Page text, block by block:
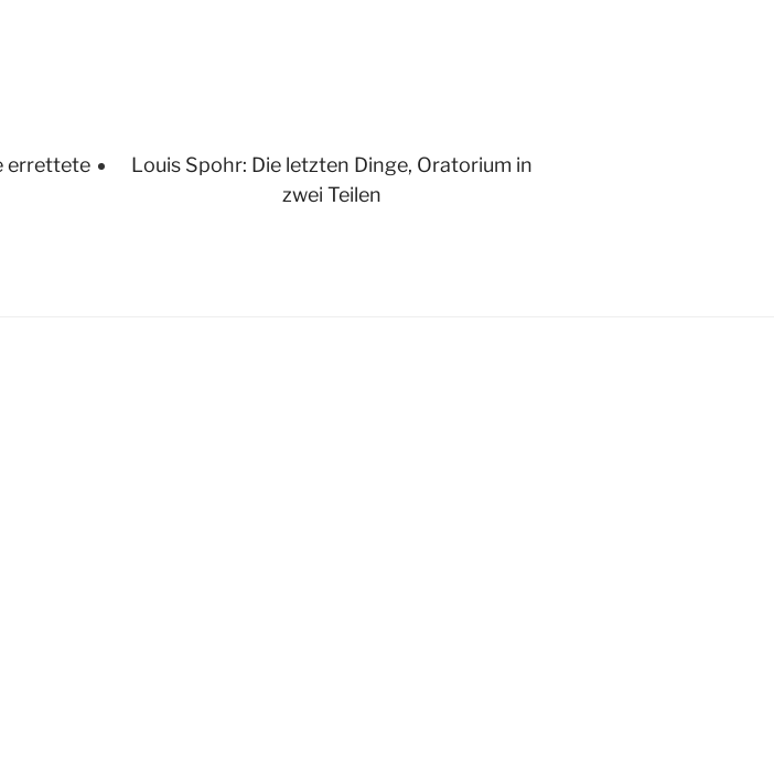
errettete
Louis Spohr: Die letzten Dinge, Oratorium in
zwei Teilen